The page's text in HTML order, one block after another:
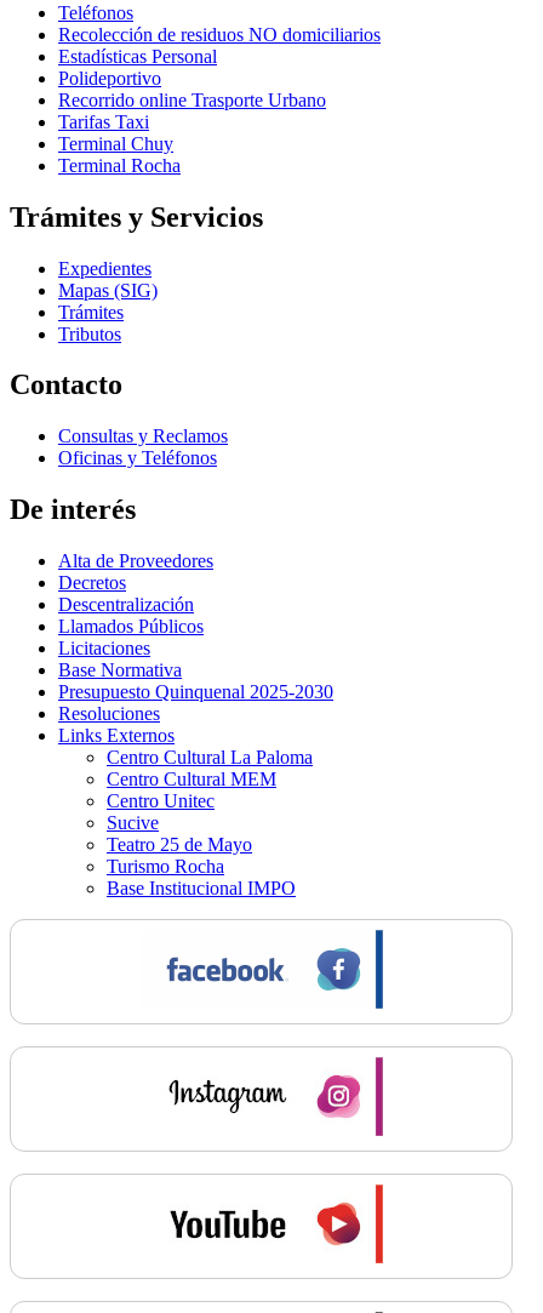
Teléfonos
Recolección de residuos NO domiciliarios
Estadísticas Personal
Polideportivo
Recorrido online Trasporte Urbano
Tarifas Taxi
Terminal Chuy
Terminal Rocha
Trámites y Servicios
Expedientes
Mapas (SIG)
Trámites
Tributos
Contacto
Consultas y Reclamos
Oficinas y Teléfonos
De interés
Alta de Proveedores
Decretos
Descentralización
Llamados Públicos
Licitaciones
Base Normativa
Presupuesto Quinquenal 2025-2030
Resoluciones
Links Externos
Centro Cultural La Paloma
Centro Cultural MEM
Centro Unitec
Sucive
Teatro 25 de Mayo
Turismo Rocha
Base Institucional IMPO